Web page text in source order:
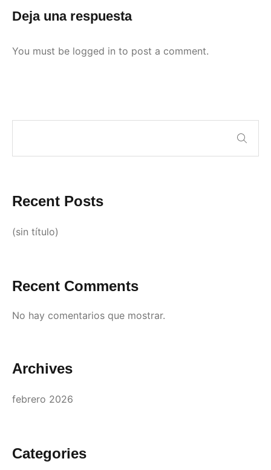
Recent Posts
(sin título)
Recent Comments
No hay comentarios que mostrar.
Archives
febrero 2026
Categories
Deja una respuesta
You must be logged in to post a comment.